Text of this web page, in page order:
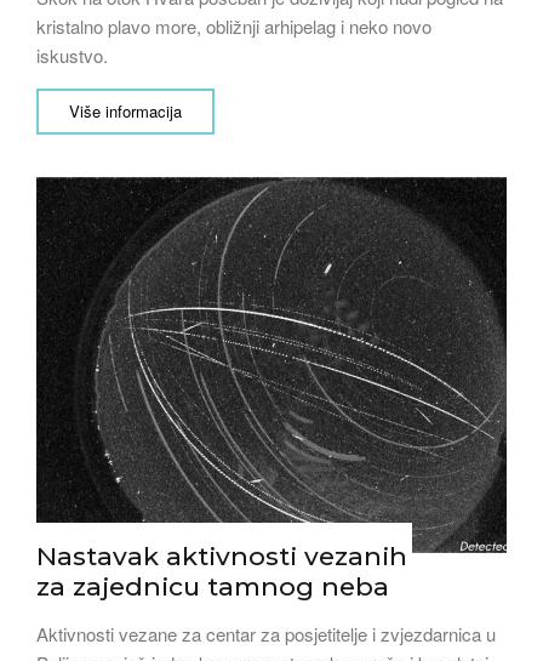
kristalno plavo more, obližnji arhipelag i neko novo
iskustvo.
Više informacija
Nastavak aktivnosti vezanih
za zajednicu tamnog neba
Aktivnosti vezane za centar za posjetitelje i zvjezdarnica u